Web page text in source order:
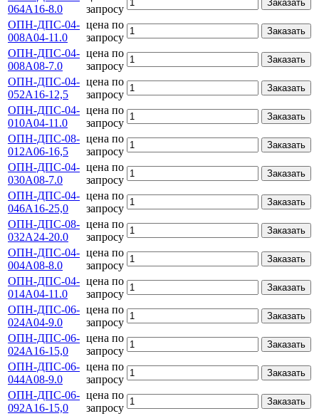
064А16-8.0
запросу
Заказать
ОПН-ДПС-04-
008А04-11.0
цена по
запросу
Заказать
ОПН-ДПС-04-
008А08-7.0
цена по
запросу
Заказать
ОПН-ДПС-04-
052А16-12,5
цена по
запросу
Заказать
ОПН-ДПС-04-
010А04-11.0
цена по
запросу
Заказать
ОПН-ДПС-08-
012А06-16,5
цена по
запросу
Заказать
ОПН-ДПС-04-
030А08-7.0
цена по
запросу
Заказать
ОПН-ДПС-04-
046А16-25,0
цена по
запросу
Заказать
ОПН-ДПС-08-
032А24-20.0
цена по
запросу
Заказать
ОПН-ДПС-04-
004А08-8.0
цена по
запросу
Заказать
ОПН-ДПС-04-
014А04-11.0
цена по
запросу
Заказать
ОПН-ДПС-06-
024А04-9.0
цена по
запросу
Заказать
ОПН-ДПС-06-
024А16-15,0
цена по
запросу
Заказать
ОПН-ДПС-06-
044А08-9.0
цена по
запросу
Заказать
ОПН-ДПС-06-
092А16-15,0
цена по
запросу
Заказать